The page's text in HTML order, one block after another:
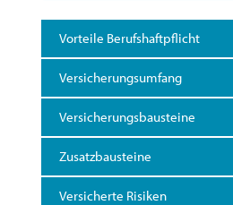
Vorteile Berufshaftpflicht
Versicherungsumfang
Versicherungsbausteine
Zusatzbausteine
Versicherte Risiken